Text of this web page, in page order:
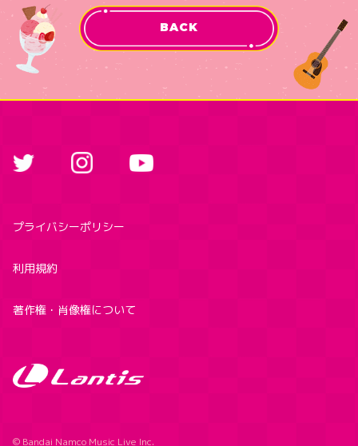
BACK
プライバシーポリシー
利用規約
著作権・肖像権について
© Bandai Namco Music Live Inc.